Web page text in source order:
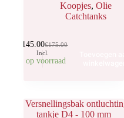
Koopjes, Olie
Catchtanks
€175.00
145.00
Incl.
4 op voorraad